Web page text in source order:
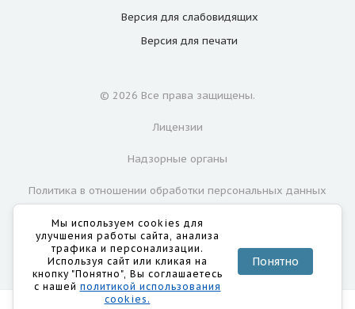
Версия для слабовидящих
Версия для печати
© 2026 Все права защищены.
Лицензии
Надзорные органы
Политика в отношении обработки персональных данных
Согласие на обработку персональных данных
Мы используем cookies для
улучшения работы сайта, анализа
трафика и персонализации.
Используя сайт или кликая на
кнопку "Понятно", Вы соглашаетесь
с нашей политикой использования
cookies.
Понятно